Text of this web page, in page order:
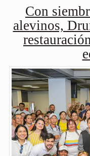
Con
alevinos,